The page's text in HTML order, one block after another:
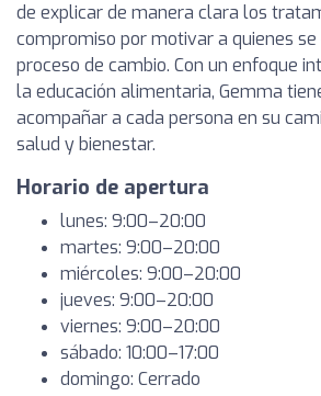
de explicar de manera clara los
compromiso por motivar a quienes
proceso de cambio. Con un enfoque
la educación alimentaria, Gemma
acompañar a cada persona en su
salud y bienestar.
Horario de apertura
lunes: 9:00–20:00
martes: 9:00–20:00
miércoles: 9:00–20:00
jueves: 9:00–20:00
viernes: 9:00–20:00
sábado: 10:00–17:00
domingo: Cerrado